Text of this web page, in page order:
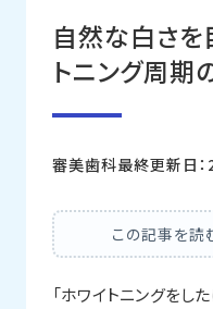
自然な白さを
トニング周期
審美歯科最終更新日
この記事を読
「ホワイトニングをし